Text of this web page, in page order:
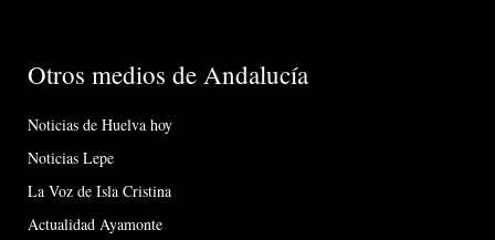
Otros medios de Andalucía
Noticias de Huelva hoy
Noticias Lepe
La Voz de Isla Cristina
Actualidad Ayamonte